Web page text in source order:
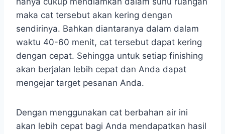
maka cat tersebut akan kering dengan
sendirinya. Bahkan diantaranya dalam dalam
waktu 40-60 menit, cat tersebut dapat kering
dengan cepat. Sehingga untuk setiap finishing
akan berjalan lebih cepat dan Anda dapat
mengejar target pesanan Anda.
Dengan menggunakan cat berbahan air ini
akan lebih cepat bagi Anda mendapatkan hasil